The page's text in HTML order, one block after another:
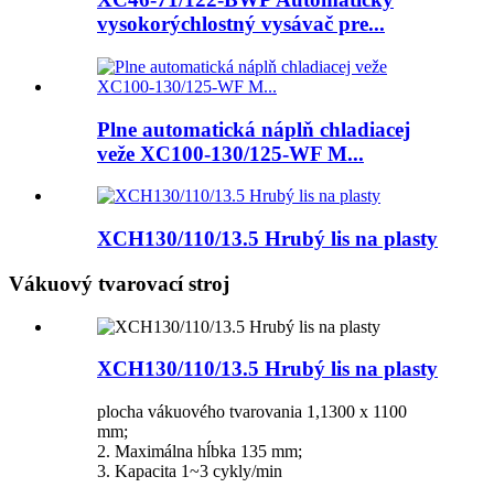
vysokorýchlostný vysávač pre...
Plne automatická náplň chladiacej
veže XC100-130/125-WF M...
XCH130/110/13.5 Hrubý lis na plasty
Vákuový tvarovací stroj
XCH130/110/13.5 Hrubý lis na plasty
plocha vákuového tvarovania 1,1300 x 1100
mm;
2. Maximálna hĺbka 135 mm;
3. Kapacita 1~3 cykly/min